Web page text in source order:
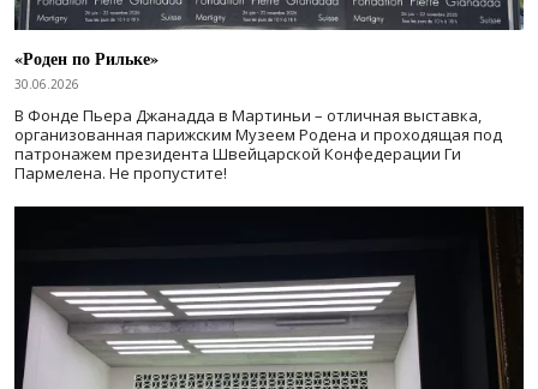
«Роден по Рильке»
30.06.2026
В Фонде Пьера Джанадда в Мартиньи – отличная выставка,
организованная парижским Музеем Родена и проходящая под
патронажем президента Швейцарской Конфедерации Ги
Пармелена. Не пропустите!